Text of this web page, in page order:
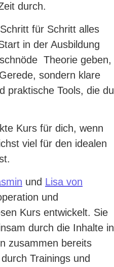
durch.
für Schritt alles
in der Ausbildung
Theorie geben,
sondern klare
praktische Tools, die du
Kurs für dich, wenn
viel für den idealen
und Lisa von
und
Kurs entwickelt. Sie
durch die Inhalte in
zusammen bereits
Trainings und